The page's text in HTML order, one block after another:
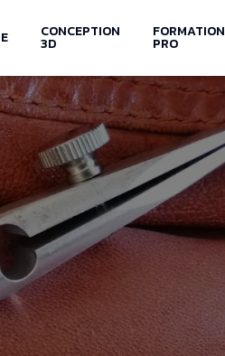
CONCEPTION
3D
FORMATION
PRO